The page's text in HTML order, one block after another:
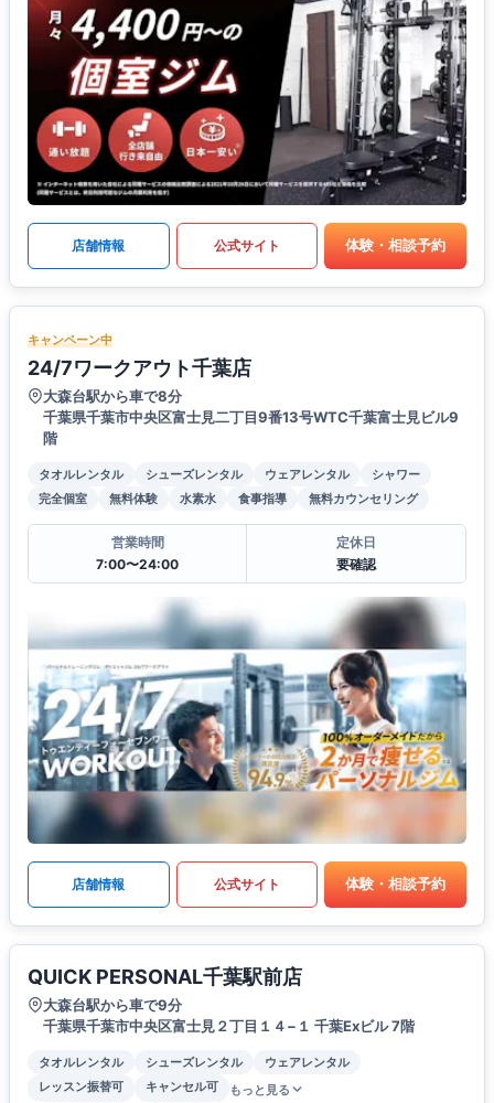
店舗情報 公式サイト 体験・相談予約
キャンペーン中
24/7ワークアウト千葉店
大森台駅から車で8分
千葉県千葉市中央区富士見二丁目9番13号WTC千葉富士見ビル9
階
タオルレンタル シューズレンタル ウェアレンタル
シャワー
完全個室
無料体験 水素水 食事指導 無料カウンセリング
営業時間
7:00〜24:00
定休日
要確認
店舗情報 公式サイト 体験・相談予約
QUICK PERSONAL千葉駅前店
大森台駅から車で9分
千葉県千葉市中央区富士見２丁目１４−１ 千葉Exビル 7階
タオルレンタル シューズレンタル
ウェアレンタル
レッスン振替可
キャンセル可 もっと見る